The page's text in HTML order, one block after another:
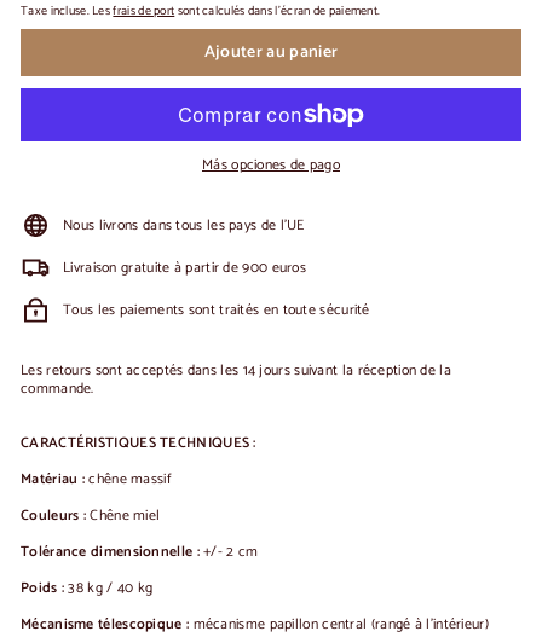
Taxe incluse. Lesfrais de portsont calculés dans l'écran de paiement.
Ajouter au panier
Más opciones de pago
Nous livrons dans tous les pays de l'UE
Livraison gratuite à partir de 900 euros
Tous les paiements sont traités en toute sécurité
Les retours sont acceptés dans les 14 jours suivant la réception de la
commande.
CARACTÉRISTIQUES TECHNIQUES :
Matériau :chêne massif
Couleurs :Chêne miel
Tolérance dimensionnelle :+/- 2 cm
Poids :38 kg / 40 kg
Mécanisme télescopique : mécanisme papillon central (rangé à l'intérieur)